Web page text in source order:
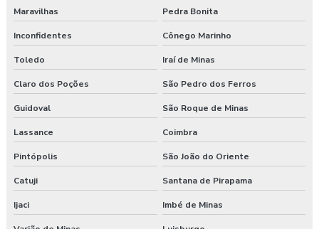
Maravilhas Pedra Bonita
Inconfidentes Cônego Marinho
Toledo Iraí de Minas
Claro dos Poções São Pedro dos Ferros
Guidoval São Roque de Minas
Lassance Coimbra
Pintópolis São João do Oriente
Catuji Santana de Pirapama
Ijaci Imbé de Minas